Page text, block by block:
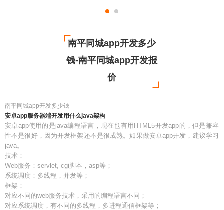
南平同城app开发多少
钱-南平同城app开发报
价
南平同城app开发多少钱
安卓app服务器端开发用什么java架构
安卓app使用的是java编程语言，现在也有用HTML5开发app的，但是兼容
性不是很好，因为开发框架还不是很成熟。如果做安卓app开发，建议学习
java。
技术：
Web服务：servlet, cgi脚本，asp等；
系统调度：多线程，并发等；
框架：
对应不同的web服务技术，采用的编程语言不同；
对应系统调度，有不同的多线程，多进程通信框架等；